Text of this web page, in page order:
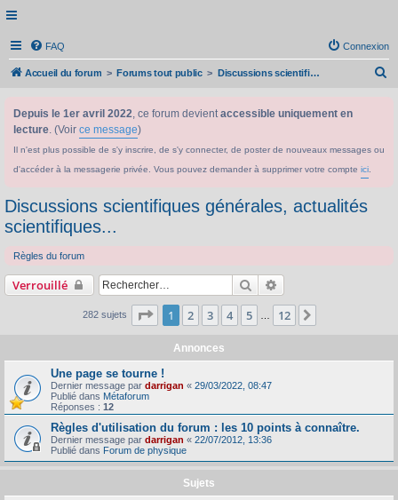
FAQ Connexion
Accueil du forum Forums tout public Discussions scientifiques générales, actualités scientifiques...
Depuis le 1er avril 2022, ce forum devientaccessible uniquement en
lecture. (Voir ce message)
Il n'est plus possible de s'y inscrire, de s'y connecter, de poster de nouveaux messages ou
d'accéder à la messagerie privée. Vous pouvez demander à supprimer votre compte ici
Discussions scientifiques générales, actualités
scientifiques...
Règles du forum
Verrouillé Rechercher
282 sujets Page 1sur12
1 2 3 4 5 12
Annonces
Une page se tourne !
Dernier message par darrigan « 29/03/2022, 08:47
Publié dans Métaforum
Réponses : 12
Règles d'utilisation du forum : les 10 points à connaître.
Dernier message par darrigan « 22/07/2012, 13:36
Publié dans Forum de physique
Sujets